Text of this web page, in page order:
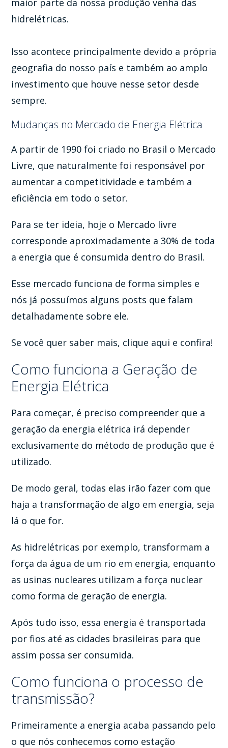
hidrelétricas.
Isso acontece principalmente devido a própria
geografia do nosso país e também ao amplo
investimento que houve nesse setor desde
sempre.
Mudanças no Mercado de Energia Elétrica
A partir de 1990 foi criado no Brasil o Mercado
Livre, que naturalmente foi responsável por
aumentar a competitividade e também a
eficiência em todo o setor.
Para se ter ideia, hoje o Mercado livre
corresponde aproximadamente a 30% de toda
a energia que é consumida dentro do Brasil.
Esse mercado funciona de forma simples e
nós já possuímos alguns posts que falam
detalhadamente sobre ele.
Se você quer saber mais, clique aqui e confira!
Como funciona a Geração de
Energia Elétrica
Para começar, é preciso compreender que a
geração da energia elétrica irá depender
exclusivamente do método de produção que é
utilizado.
De modo geral, todas elas irão fazer com que
haja a transformação de algo em energia, seja
lá o que for.
As hidrelétricas por exemplo, transformam a
força da água de um rio em energia, enquanto
as usinas nucleares utilizam a força nuclear
como forma de geração de energia.
Após tudo isso, essa energia é transportada
por fios até as cidades brasileiras para que
assim possa ser consumida.
Como funciona o processo de
transmissão?
Primeiramente a energia acaba passando pelo
o que nós conhecemos como estação